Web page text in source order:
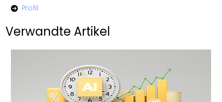
Profil
Verwandte Artikel